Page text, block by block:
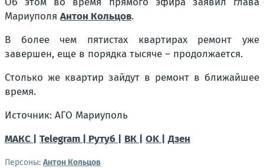
Мариуполя Антон Кольцов.
В более чем пятистах квартирах ремонт уже
завершен, еще в порядка тысяче – продолжается.
Столько же квартир зайдут в ремонт в ближайшее
время.
Источник: АГО Мариуполь
МАКС |
Telegram | Рутуб | ВК | OK | Дзен
Персоны: Антон Кольцов